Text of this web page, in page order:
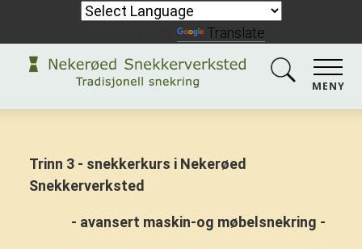
MENY
Trinn 3 - snekkerkurs i Nekerøed
Snekkerverksted
- avansert maskin-og møbelsnekring -
Translate